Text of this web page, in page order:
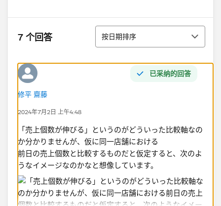
7 个回答 排序
按日期排序
已采纳的回答
修平 齋藤
2024年7月2日 上午4:48
「売上個数が伸びる」というのがどういった比較軸なの
か分かりませんが、仮に同一店舗における
前日の売上個数と比較するものだと仮定すると、次のよ
うなイメージなのかなと想像しています。